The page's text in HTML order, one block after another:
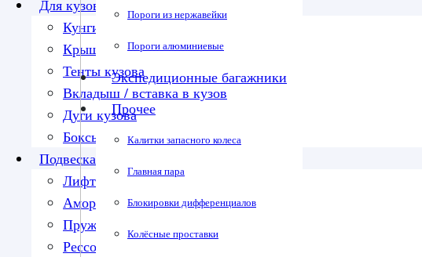
Пороги из нержавейки
Пороги алюминиевые
Экспедиционные багажники
Прочее
Калитки запасного колеса
Главная пара
Блокировки дифференциалов
Колёсные проставки
Для кузова
Кунги
Крышки кузова
Тенты кузова
Вкладыш / вставка в кузов
Дуги кузова
Боксы в кузов
Подвеска
Лифт-комплекты
Амортизаторы
Пружины
Рессоры